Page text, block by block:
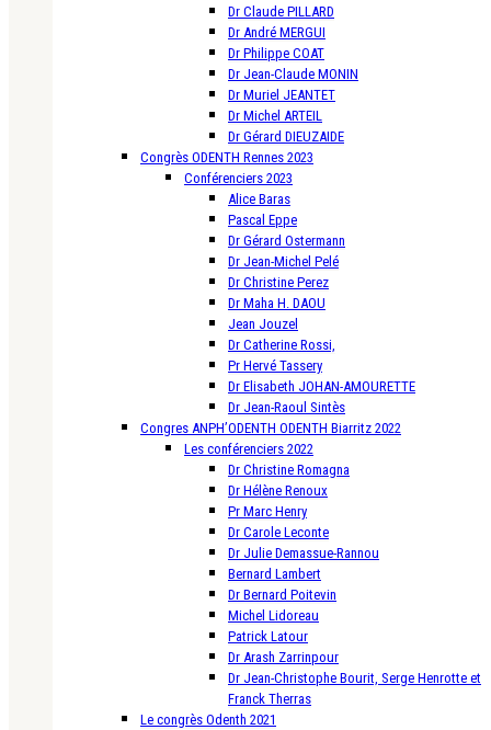
Dr Claude PILLARD
Dr André MERGUI
Dr Philippe COAT
Dr Jean-Claude MONIN
Dr Muriel JEANTET
Dr Michel ARTEIL
Dr Gérard DIEUZAIDE
Congrès ODENTH Rennes 2023
Conférenciers 2023
Alice Baras
Pascal Eppe
Dr Gérard Ostermann
Dr Jean-Michel Pelé
Dr Christine Perez
Dr Maha H. DAOU
Jean Jouzel
Dr Catherine Rossi,
Pr Hervé Tassery
Dr Elisabeth JOHAN-AMOURETTE
Dr Jean-Raoul Sintès
Congres ANPH’ODENTH ODENTH Biarritz 2022
Les conférenciers 2022
Dr Christine Romagna
Dr Hélène Renoux
Pr Marc Henry
Dr Carole Leconte
Dr Julie Demassue-Rannou
Bernard Lambert
Dr Bernard Poitevin
Michel Lidoreau
Patrick Latour
Dr Arash Zarrinpour
Dr Jean-Christophe Bourit, Serge Henrotte et
Franck Therras
Le congrès Odenth 2021